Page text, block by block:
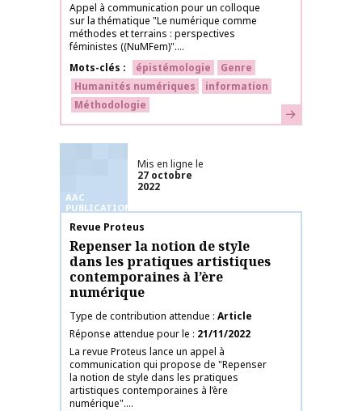
Appel à communication pour un colloque
sur la thématique "Le numérique comme
méthodes et terrains : perspectives
féministes ((NuMFem)"....
Mots-clés
épistémologie
Genre
Humanités numériques
information
Méthodologie
En savoir plus
AAC
PUBLICATIONS
Mis en ligne le
27 octobre
2022
Nom de la publication
Revue Proteus
Repenser la notion de style
dans les pratiques artistiques
contemporaines à l’ère
numérique
Type de contribution attendue Article
Réponse attendue pour le
21/11/2022
La revue Proteus lance un appel à
communication qui propose de "Repenser
la notion de style dans les pratiques
artistiques contemporaines à l’ère
numérique"....